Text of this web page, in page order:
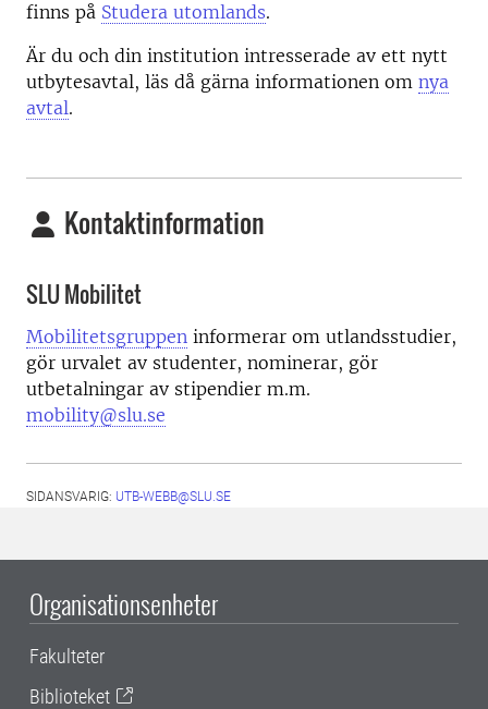
finns på Studera utomlands.
Är du och din institution intresserade av ett nytt
utbytesavtal, läs då gärna informationen om nya
avtal.
Kontaktinformation
SLU Mobilitet
Mobilitetsgruppen informerar om utlandsstudier,
gör urvalet av studenter, nominerar, gör
utbetalningar av stipendier m.m.
mobility@slu.se
SIDANSVARIG: UTB-WEBB@SLU.SE
Organisationsenheter
Fakulteter
Biblioteket